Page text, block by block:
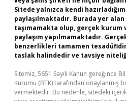
Sitede yalnızca kendi
paylaşılmaktadır. Burada yer
taşımamakta olup, gerçek kurum
paylaşım yapılmamaktadır.
benzerlikleri tamamen
taslak halindedir ve tavsiye
Sitemiz, 5651 Sayılı Kanun gereğince
Kurumu (BTK) tarafından onaylanmış
vermektedir. Bu nedenle, sitedeki